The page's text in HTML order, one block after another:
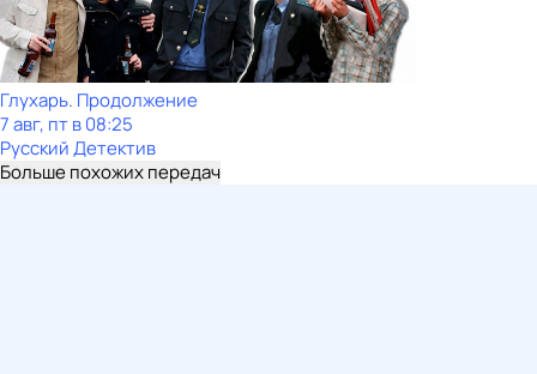
Глухарь. Продолжение
7 авг, пт в 08:25
Русский Детектив
Больше похожих передач